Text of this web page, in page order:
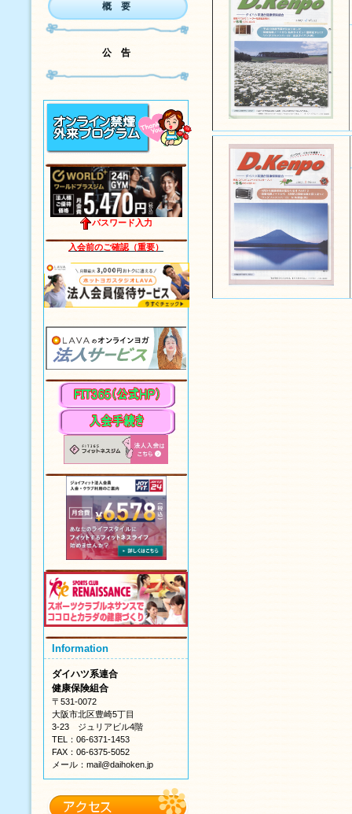
概 要
公 告
パスワード入力
入会前のご確認（重要）
Information
ダイハツ系連合
健康保険組合
〒531-0072
大阪市北区豊崎5丁目
3-23 ジュリアビル4階
TEL：06-6371-1453
FAX：06-6375-5052
メール：mail@daihoken.jp